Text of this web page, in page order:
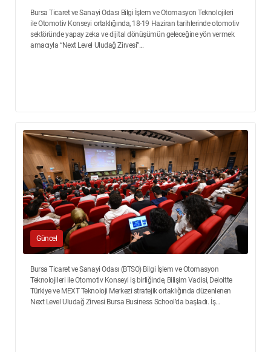
Bursa Ticaret ve Sanayi Odası Bilgi İşlem ve Otomasyon Teknolojileri
ile Otomotiv Konseyi ortaklığında, 18-19 Haziran tarihlerinde otomotiv
sektöründe yapay zeka ve dijital dönüşümün geleceğine yön vermek
amacıyla “Next Level Uludağ Zirvesi”...
Güncel
Bursa Ticaret ve Sanayi Odası (BTSO) Bilgi İşlem ve Otomasyon
Teknolojileri ile Otomotiv Konseyi iş birliğinde, Bilişim Vadisi, Deloitte
Türkiye ve MEXT Teknoloji Merkezi stratejik ortaklığında düzenlenen
Next Level Uludağ Zirvesi Bursa Business School’da başladı. İş...